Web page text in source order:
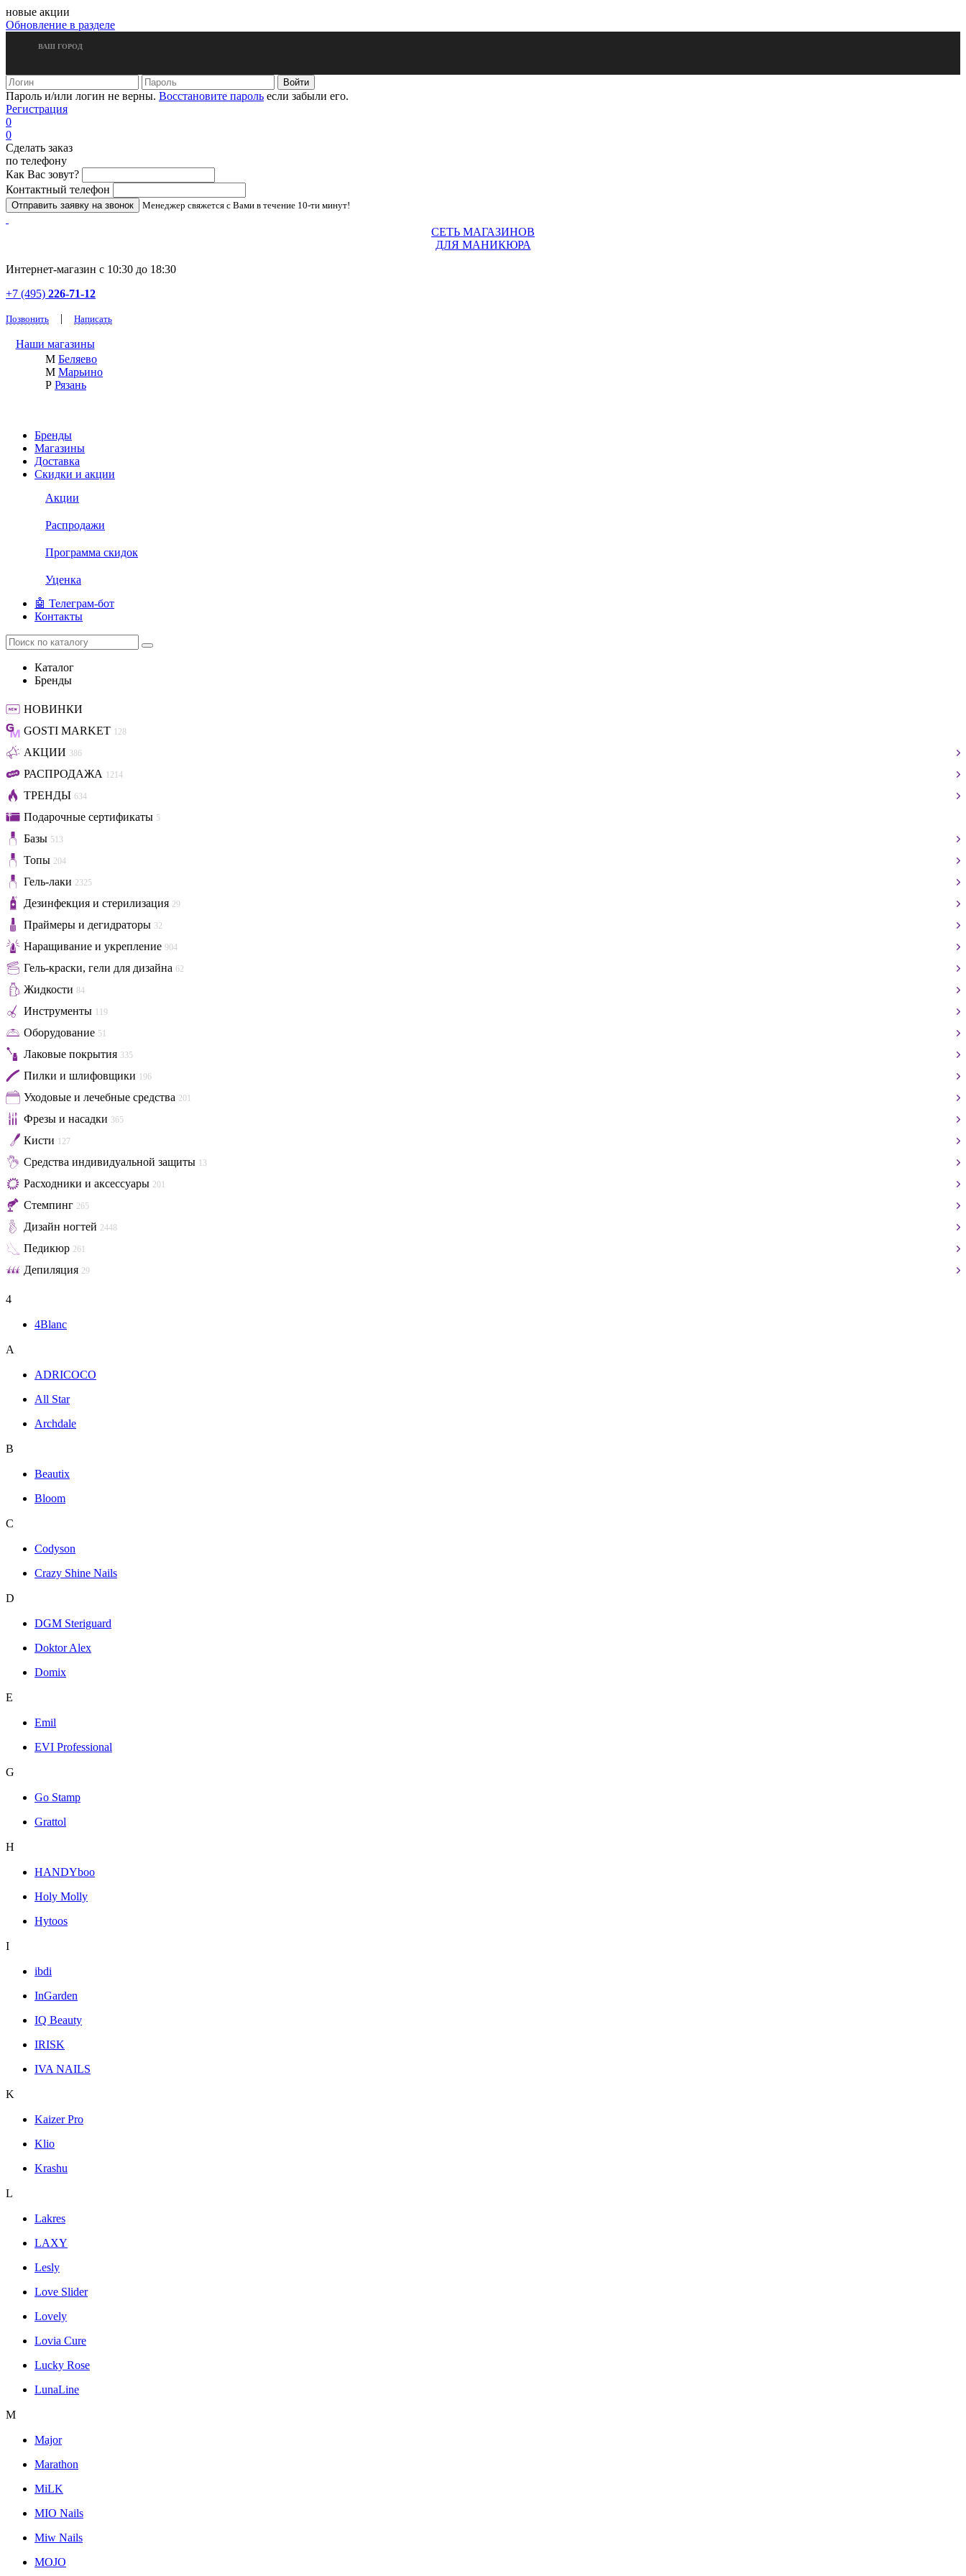
новые акции
Обновление в разделе
ВАШ ГОРОД
Пароль и/или логин не верны. Восстановите пароль если забыли его.
Регистрация
0
0
Сделать заказ
по телефону
Как Вас зовут?
Контактный телефон
Менеджер свяжется с Вами в течение 10-ти минут!
СЕТЬ МАГАЗИНОВ
ДЛЯ МАНИКЮРА
Интернет-магазин с 10:30 до 18:30
+7 (495) 226-71-12
Позвонить | Написать
Наши магазины
М Беляево
М Марьино
Р Рязань
Бренды
Магазины
Доставка
Скидки и акции
Акции
Распродажи
Программа скидок
Уценка
🤖 Телеграм-бот
Контакты
Каталог
Бренды
НОВИНКИ
GOSTI MARKET 128
АКЦИИ 386
РАСПРОДАЖА 1214
ТРЕНДЫ 634
Подарочные сертификаты 5
Базы 513
Топы 204
Гель-лаки 2325
Дезинфекция и стерилизация 29
Праймеры и дегидраторы 32
Наращивание и укрепление 904
Гель-краски, гели для дизайна 62
Жидкости 84
Инструменты 119
Оборудование 51
Лаковые покрытия 335
Пилки и шлифовщики 196
Уходовые и лечебные средства 201
Фрезы и насадки 365
Кисти 127
Средства индивидуальной защиты 13
Расходники и аксессуары 201
Стемпинг 265
Дизайн ногтей 2448
Педикюр 261
Депиляция 29
4
4Blanc
A
ADRICOCO
All Star
Archdale
B
Beautix
Bloom
C
Codyson
Crazy Shine Nails
D
DGM Steriguard
Doktor Alex
Domix
E
Emil
EVI Professional
G
Go Stamp
Grattol
H
HANDYboo
Holy Molly
Hytoos
I
ibdi
InGarden
IQ Beauty
IRISK
IVA NAILS
K
Kaizer Pro
Klio
Krashu
L
Lakres
LAXY
Lesly
Love Slider
Lovely
Lovia Cure
Lucky Rose
LunaLine
M
Major
Marathon
MiLK
MIO Nails
Miw Nails
MOJO